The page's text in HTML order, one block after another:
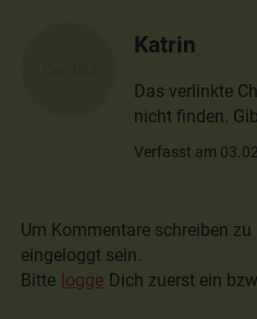
Katrin
Das verlinkte
nicht finden.
Verfasst am
Um Kommentare schreiben
eingeloggt sein.
Bitte logge Dich zuerst ein